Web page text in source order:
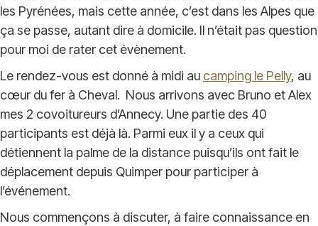
les Pyrénées, mais cette année, c’est dans les Alpes que
ça se passe, autant dire à domicile. Il n’était pas question
pour moi de rater cet évènement.
Le rendez-vous est donné à midi au camping le Pelly, au
cœur du fer à Cheval. Nous arrivons avec Bruno et Alex
mes 2 covoitureurs d’Annecy. Une partie des 40
participants est déjà là. Parmi eux il y a ceux qui
détiennent la palme de la distance puisqu’ils ont fait le
déplacement depuis Quimper pour participer à
l’événement.
Nous commençons à discuter, à faire connaissance en